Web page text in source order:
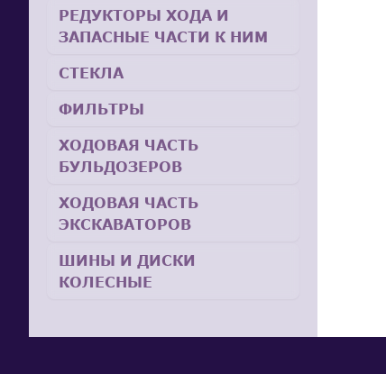
РЕДУКТОРЫ ХОДА И
ЗАПАСНЫЕ ЧАСТИ К НИМ
СТЕКЛА
ФИЛЬТРЫ
ХОДОВАЯ ЧАСТЬ
БУЛЬДОЗЕРОВ
ХОДОВАЯ ЧАСТЬ
ЭКСКАВАТОРОВ
ШИНЫ И ДИСКИ
КОЛЕСНЫЕ